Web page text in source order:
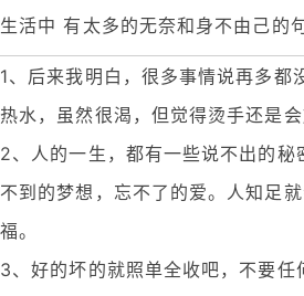
生活中 有太多的无奈和身不由己的
1、后来我明白，很多事情说再多都
热水，虽然很渴，但觉得烫手还是会
2、人的一生，都有一些说不出的秘
不到的梦想，忘不了的爱。人知足
福。
3、好的坏的就照单全收吧，不要任